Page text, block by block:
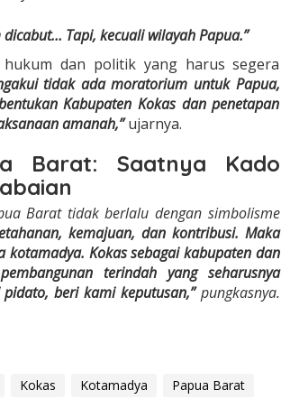
Tapi, kecuali wilayah Papua.”
dan politik yang harus segera
tidak ada moratorium untuk Papua,
Kabupaten Kokas dan penetapan
amanah,”ujarnya.
Barat: Saatnya Kado
Barat tidak berlalu dengan simbolisme
kemajuan, dan kontribusi. Maka
Kokas sebagai kabupaten dan
terindah yang seharusnya
beri kami keputusan,”pungkasnya.
Kokas Kotamadya Papua Barat